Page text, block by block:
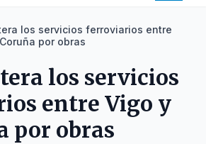
los servicios ferroviarios entre
por obras
los servicios
entre Vigo y
por obras